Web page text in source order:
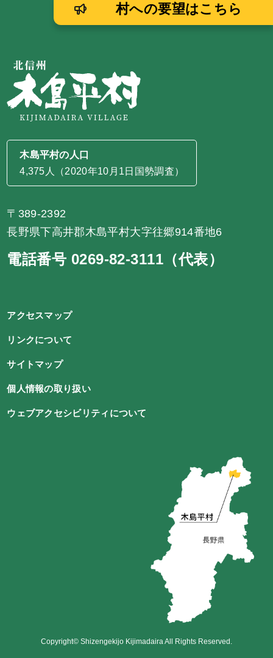
木島平村の人口
4,375人（2020年10月1日国勢調査）
〒389-2392
長野県下高井郡木島平村大字往郷914番地6
電話番号 0269-82-3111（代表）
村への要望はこちら
アクセスマップ
リンクについて
サイトマップ
個人情報の取り扱い
ウェブアクセシビリティについて
Copyright© Shizengekijo Kijimadaira All Rights Reserved.